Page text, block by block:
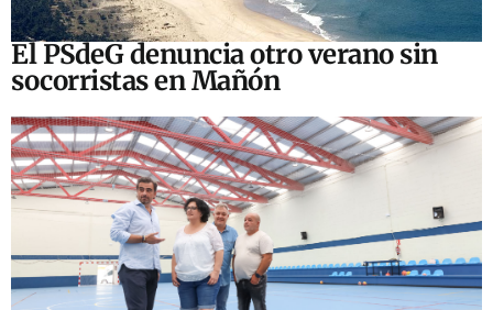
El PSdeG denuncia otro verano sin
socorristas en Mañón